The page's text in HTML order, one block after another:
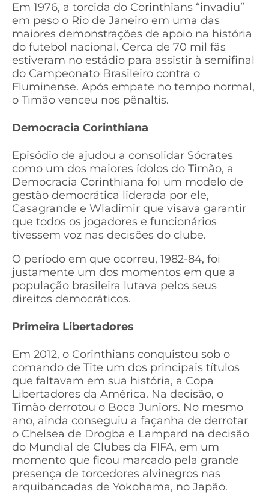
Em 1976, a torcida do Corinthians “invadiu”
em peso o Rio de Janeiro em uma das
maiores demonstrações de apoio na história
do futebol nacional. Cerca de 70 mil fãs
estiveram no estádio para assistir à semifinal
do Campeonato Brasileiro contra o
Fluminense. Após empate no tempo normal,
o Timão venceu nos pênaltis.
Democracia Corinthiana
Episódio de ajudou a consolidar Sócrates
como um dos maiores ídolos do Timão, a
Democracia Corinthiana foi um modelo de
gestão democrática liderada por ele,
Casagrande e Wladimir que visava garantir
que todos os jogadores e funcionários
tivessem voz nas decisões do clube.
O período em que ocorreu, 1982-84, foi
justamente um dos momentos em que a
população brasileira lutava pelos seus
direitos democráticos.
Primeira Libertadores
Em 2012, o Corinthians conquistou sob o
comando de Tite um dos principais títulos
que faltavam em sua história, a Copa
Libertadores da América. Na decisão, o
Timão derrotou o Boca Juniors. No mesmo
ano, ainda conseguiu a façanha de derrotar
o Chelsea de Drogba e Lampard na decisão
do Mundial de Clubes da FIFA, em um
momento que ficou marcado pela grande
presença de torcedores alvinegros nas
arquibancadas de Yokohama, no Japão.